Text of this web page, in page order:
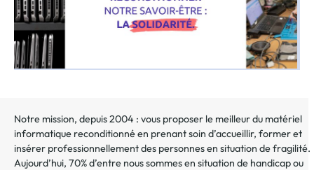
Notre mission, depuis 2004 : vous proposer le meilleur du matériel
informatique reconditionné en prenant soin d’accueillir, former et
insérer professionnellement des personnes en situation de fragilité.
Aujourd’hui, 70% d’entre nous sommes en situation de handicap ou